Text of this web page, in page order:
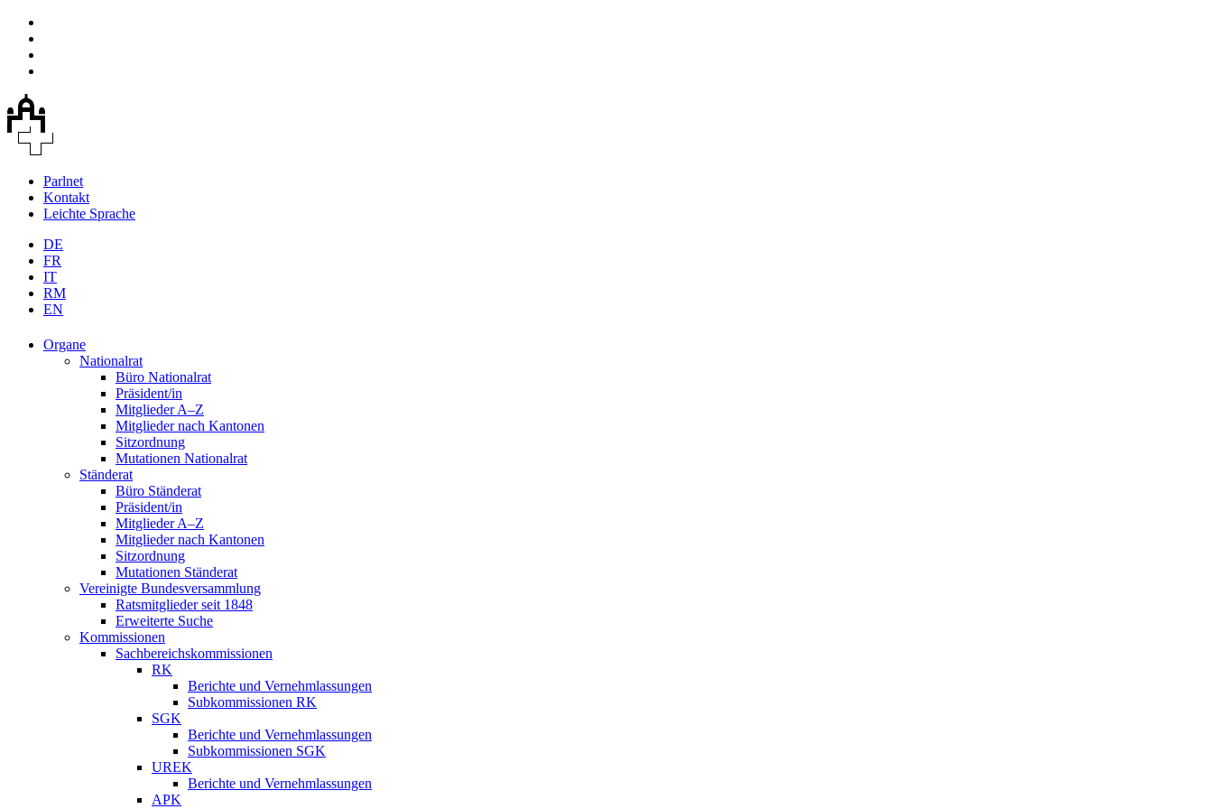
Parlnet
Kontakt
Leichte Sprache
DE
FR
IT
RM
EN
Organe
Nationalrat
Büro Nationalrat
Präsident/in
Mitglieder A–Z
Mitglieder nach Kantonen
Sitzordnung
Mutationen Nationalrat
Ständerat
Büro Ständerat
Präsident/in
Mitglieder A–Z
Mitglieder nach Kantonen
Sitzordnung
Mutationen Ständerat
Vereinigte Bundesversammlung
Ratsmitglieder seit 1848
Erweiterte Suche
Kommissionen
Sachbereichskommissionen
RK
Berichte und Vernehmlassungen
Subkommissionen RK
SGK
Berichte und Vernehmlassungen
Subkommissionen SGK
UREK
Berichte und Vernehmlassungen
APK